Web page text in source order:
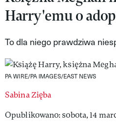
VIVA!ART
VIVA!MAN
VIVA!PEOPLE POWER
VIVA!ITAKA
Harry'emu o
To dla niego prawdziwa
PA WIRE/PA IMAGES/EAST NEWS
Sabina Zięba
Opublikowano: sobota, 14